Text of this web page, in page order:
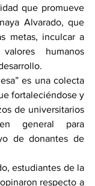
que promueve
Alvarado, que
metas, inculcar a
humanos
es una colecta
fortaleciéndose y
de universitarios
general para
de donantes de
de la
respecto a